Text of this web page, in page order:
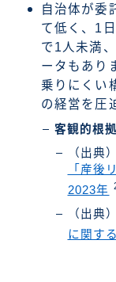
自治体が委
て低く、1
で1人未満
ータもあり
乗りにくい
の経営を圧
客観的根拠
（出典）
「産後
2023年
（出典）
に関す